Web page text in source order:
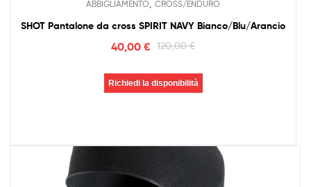
ABBIGLIAMENTO CROSS/ENDURO
SHOT Pantalone da cross SPIRIT NAVY Bianco/Blu/Arancio
120,00€
40,00 €
Richiedi la disponibilità